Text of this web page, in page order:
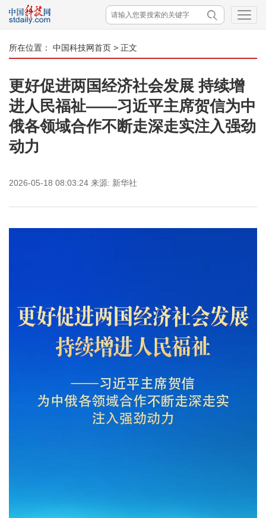
所在位置： 中国科技网首页 > 正文
更好促进两国经济社会发展 持续增
进人民福祉——习近平主席贺信为中
俄各领域合作不断走深走实注入强劲
动力
2026-05-18 08:03:24 来源: 新华社